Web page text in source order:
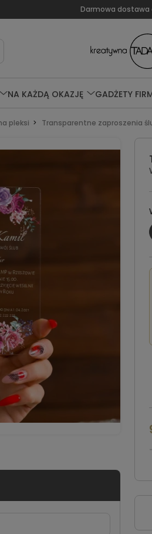
Darmowa dostawa
NA KAŻDĄ OKAZJĘ GADŻETY
pleksi Transparentne zaproszenia